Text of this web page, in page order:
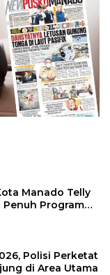
Manado Telly
Penuh Program
Polisi Perketat
di Area Utama